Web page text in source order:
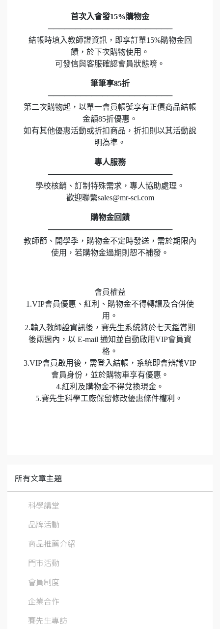
首次入會發15%購物金
───────────────────────
結帳時填入教師證資訊，即享訂單15%購物金回
饋，於下次購物使用。
可發信與客服確認會員狀態唷。
筆筆享85折
───────────────────────
第二次購物起，以單一會員帳號享有正價商品結帳
金額85折優惠。
如有其他優惠活動或折扣商品，折扣則以其活動說
明為準。
專人服務
───────────────────────
學校核銷、訂制特殊需求，專人協助處理。
歡迎聯繫sales@mr-sci.com
購物金回饋
───────────────────────
教師節、開學季，購物金不定時發送，需於期限內
使用，若購物金過期則恕不補發。
會員權益
1.VIP會員優惠、紅利、購物金不得轉讓及合併使
用。
2.輸入教師證資訊後，賽先生系統將於七天鑑賞期
後兩週內，以 E-mail 通知並自動啟用VIP會員資
格。
3.VIP會員啟用後，需登入結帳，系統即會辨識VIP
會員身份，並於購物車享有優惠。
4.紅利及購物金不得兌換現金。
5.賽先生科學工廠保留修改優惠條件權利。
所有文章主題
科學講堂
品牌活動
商品推薦介紹
門市活動
會員制度
企業合作
賽先生專訪